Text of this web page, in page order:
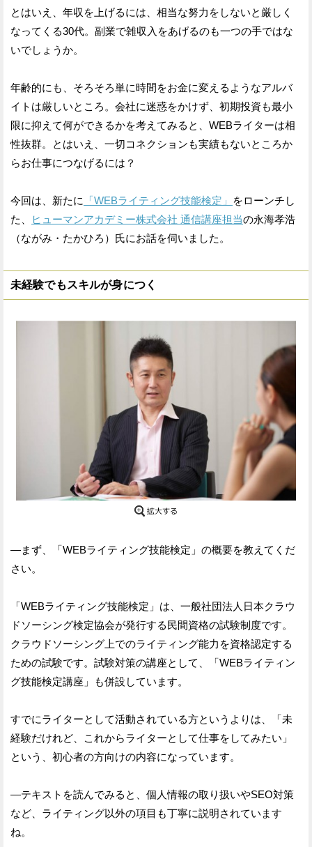
ア ア
とはいえ、年収を上げるには、相当な努力をしないと厳しく
なってくる30代。副業で雑収入をあげるのも一つの手ではな
いでしょうか。
年齢的にも、そろそろ単に時間をお金に変えるようなアルバ
イトは厳しいところ。会社に迷惑をかけず、初期投資も最小
限に抑えて何ができるかを考えてみると、WEBライターは相
性抜群。とはいえ、一切コネクションも実績もないところか
らお仕事につなげるには？
今回は、新たに 「WEBライティング技能検定」
をローンチし
た、
ヒューマンアカデミー株式会社 通信講座担当の永海孝浩
（ながみ・たかひろ）氏にお話を伺いました。
未経験でもスキルが身につく
—まず、「WEBライティング技能検定」の概要を教えてくだ
さい。
「WEBライティング技能検定」は、一般社団法人日本クラウ
ドソーシング検定協会が発行する民間資格の試験制度です。
クラウドソーシング上でのライティング能力を資格認定する
ための試験です。試験対策の講座として、「WEBライティン
グ技能検定講座」も併設しています。
すでにライターとして活動されている方というよりは、「未
経験だけれど、これからライターとして仕事をしてみたい」
という、初心者の方向けの内容になっています。
—テキストを読んでみると、個人情報の取り扱いやSEO対策
など、ライティング以外の項目も丁寧に説明されています
ね。